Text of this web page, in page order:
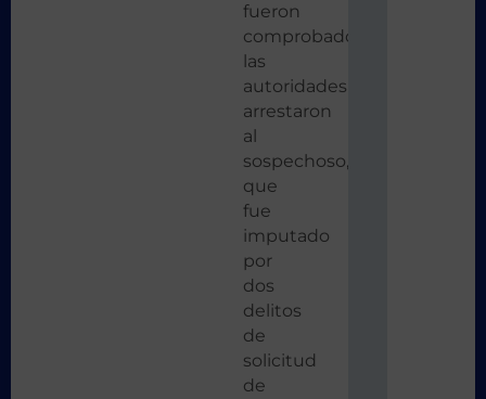
fueron
comprobados,
las
autoridades
arrestaron
al
sospechoso,
que
fue
imputado
por
dos
delitos
de
solicitud
de